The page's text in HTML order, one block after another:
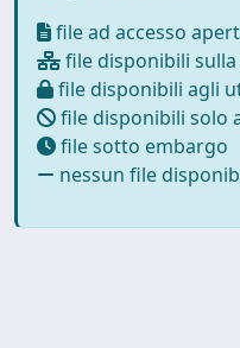
file ad accesso
file disponibili
file disponibili agli
file disponibili solo
file sotto embargo
nessun file